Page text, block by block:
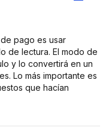
pago es usar
de lectura. El modo de
y lo convertirá en un
Lo más importante es
que hacían